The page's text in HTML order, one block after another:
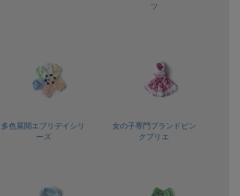
ツ
多色展開 エブリデイシリ
ーズ
女の子専門ブランド ピン
クプリエ